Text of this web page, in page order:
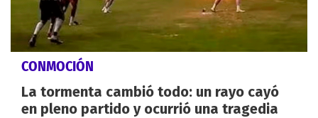
CONMOCIÓN
La tormenta cambió todo: un rayo cayó
en pleno partido y ocurrió una tragedia